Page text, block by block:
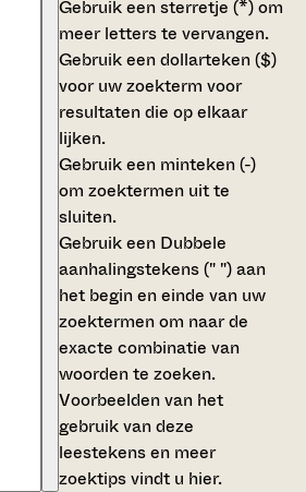
Gebruik eensterretje (*)om
meer letters te vervangen.
Gebruik eendollarteken ($)
voor uw zoekterm voor
resultaten die op elkaar
lijken.
Gebruik een minteken (-)
om zoektermen uit te
sluiten.
Gebruik een Dubbele
aanhalingstekens (" ")aan
het begin en einde van uw
zoektermen om naar de
exacte combinatie van
woorden te zoeken.
Voorbeelden van het
gebruik van deze
leestekens en meer
zoektips vindt u hier.